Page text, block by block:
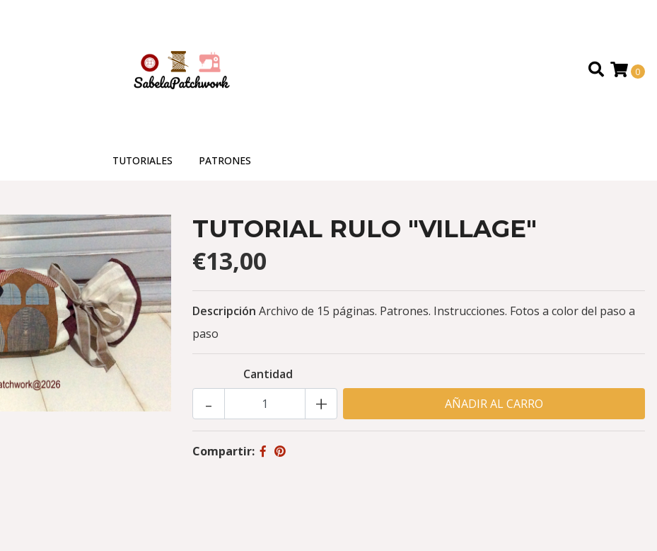
0
TUTORIALES PATRONES
TUTORIAL RULO "VILLAGE"
€13,00
Descripción Archivo de 15 páginas. Patrones. Instrucciones. Fotos a color del paso a
paso
Cantidad
+
-
Compartir: